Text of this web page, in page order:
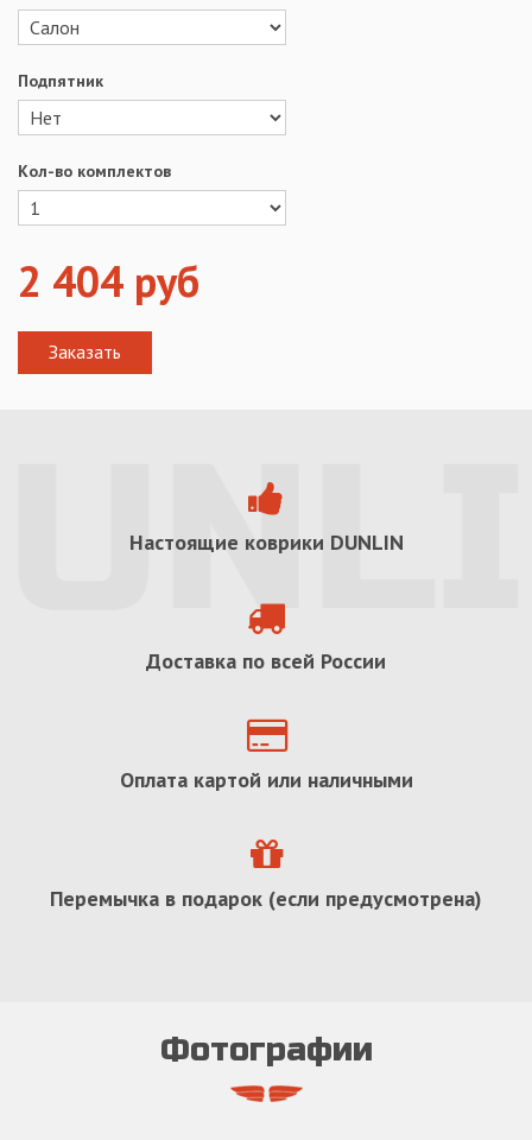
Подпятник
Кол-во комплектов
2 404 руб
Настоящие коврики DUNLIN
Доставка по всей России
Оплата картой или наличными
Перемычка в подарок (если предусмотрена)
Фотографии